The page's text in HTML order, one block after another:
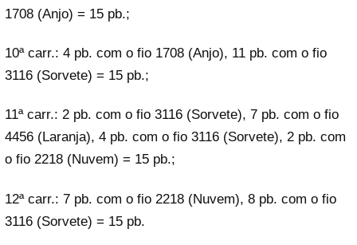
1708 (Anjo) = 15 pb.;
10ª carr.: 4 pb. com o fio 1708 (Anjo), 11 pb. com o fio
3116 (Sorvete) = 15 pb.;
11ª carr.: 2 pb. com o fio 3116 (Sorvete), 7 pb. com o fio
4456 (Laranja), 4 pb. com o fio 3116 (Sorvete), 2 pb. com
o fio 2218 (Nuvem) = 15 pb.;
12ª carr.: 7 pb. com o fio 2218 (Nuvem), 8 pb. com o fio
3116 (Sorvete) = 15 pb.